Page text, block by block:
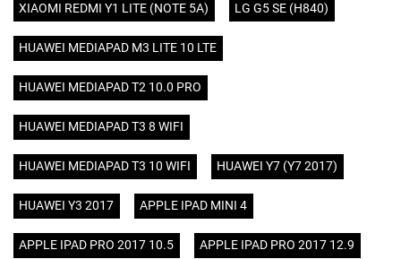
XIAOMI REDMI Y1 LITE (NOTE 5A) LG G5 SE (H840)
HUAWEI MEDIAPAD M3 LITE 10 LTE
HUAWEI MEDIAPAD T2 10.0 PRO
HUAWEI MEDIAPAD T3 8 WIFI
HUAWEI MEDIAPAD T3 10 WIFI HUAWEI Y7 (Y7 2017)
HUAWEI Y3 2017 APPLE IPAD MINI 4
APPLE IPAD PRO 2017 10.5 APPLE IPAD PRO 2017 12.9